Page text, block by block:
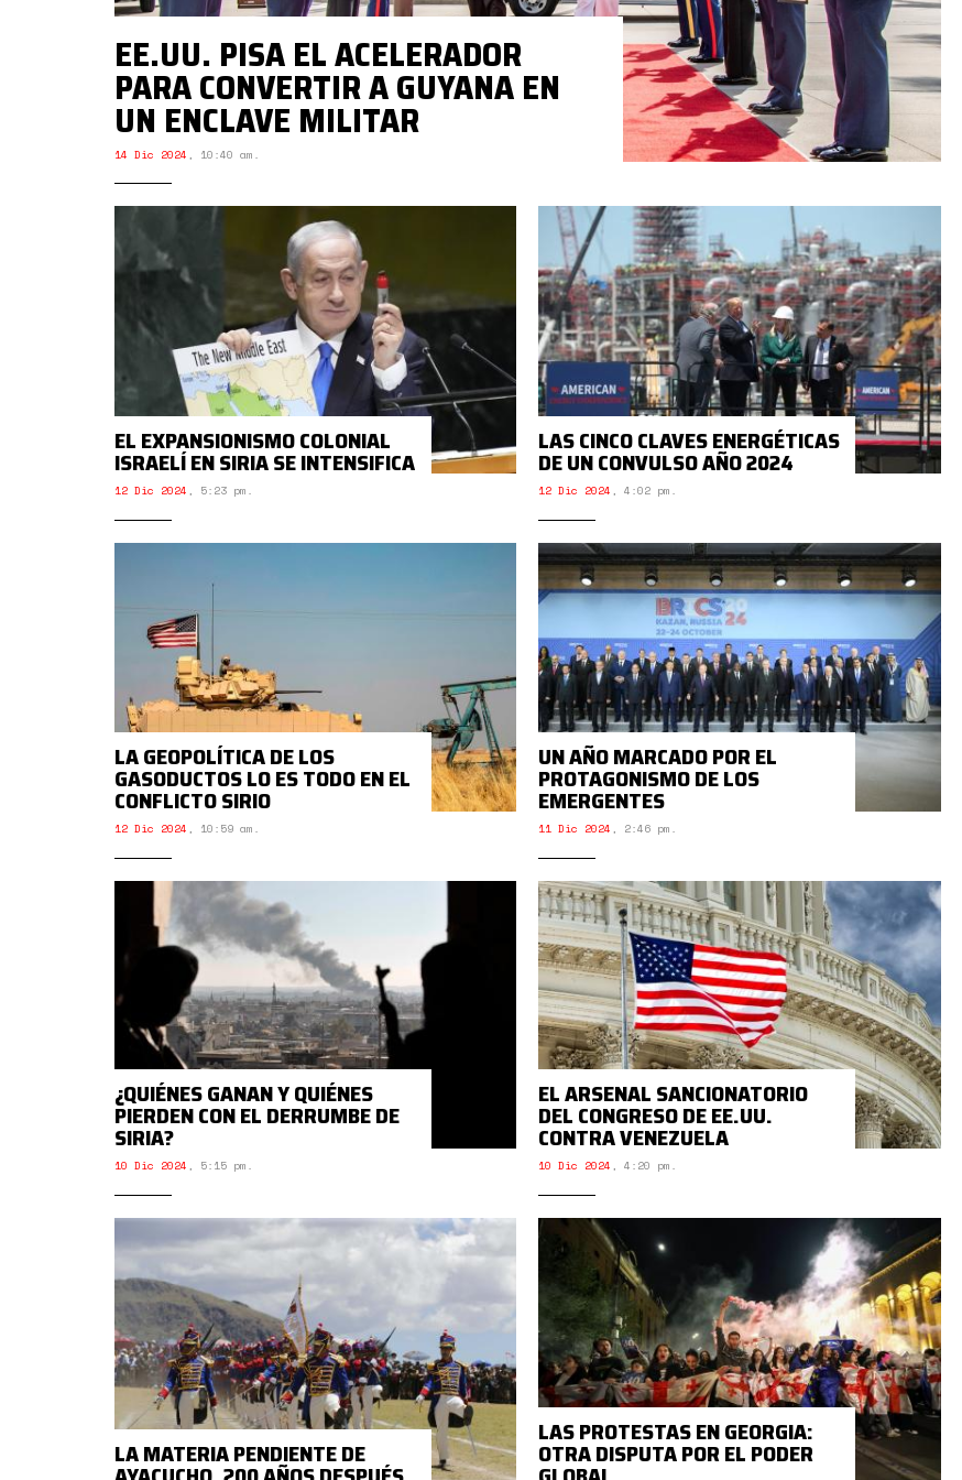
EE.UU. PISA EL ACELERADOR
PARA CONVERTIR A GUYANA EN
UN ENCLAVE MILITAR
14 Dic 2024 , 10:40 am.
EL EXPANSIONISMO COLONIAL
ISRAELÍ EN SIRIA SE INTENSIFICA
12 Dic 2024 , 5:23 pm.
LAS CINCO CLAVES ENERGÉTICAS
DE UN CONVULSO AÑO 2024
12 Dic 2024 ,4:02 pm.
LA GEOPOLÍTICA DE LOS
GASODUCTOS LO ES TODO EN EL
CONFLICTO SIRIO
12 Dic 2024 , 10:59 am.
UN AÑO MARCADO POR EL
PROTAGONISMO DE LOS
EMERGENTES
11 Dic 2024 , 2:46 pm.
¿QUIÉNES GANAN Y QUIÉNES
PIERDEN CON EL DERRUMBE DE
SIRIA?
10 Dic 2024 , 5:15 pm.
EL ARSENAL SANCIONATORIO
DEL CONGRESO DE EE.UU.
CONTRA VENEZUELA
10 Dic 2024 ,4:20 pm.
LA MATERIA PENDIENTE DE
LAS PROTESTAS EN GEORGIA:
OTRA DISPUTA POR EL PODER